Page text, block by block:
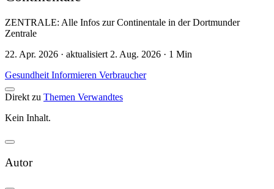
ZENTRALE: Alle Infos zur Continentale in der Dortmunder
Zentrale
22. Apr. 2026 · aktualisiert 2. Aug. 2026 · 1 Min
Gesundheit Informieren Verbraucher
Direkt zu Themen Verwandtes
Kein Inhalt.
Autor